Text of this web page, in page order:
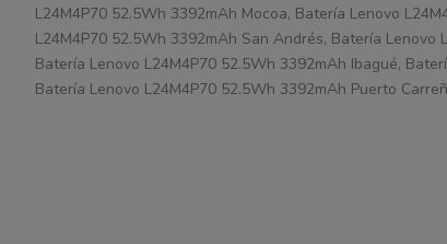
L24M4P70 52.5Wh 3392mAh Mocoa, Batería Lenovo
L24M4P70 52.5Wh 3392mAh San Andrés, Batería
Batería Lenovo L24M4P70 52.5Wh 3392mAh Ibagué,
Batería Lenovo L24M4P70 52.5Wh 3392mAh Puerto